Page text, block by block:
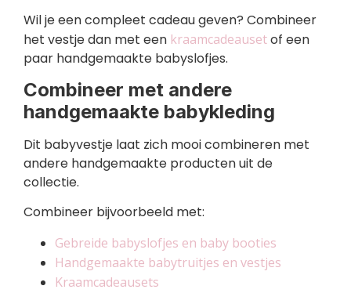
Wil je een compleet cadeau geven? Combineer
het vestje dan met een kraamcadeausetof een
paar handgemaakte babyslofjes.
Combineer met andere
handgemaakte babykleding
Dit babyvestje laat zich mooi combineren met
andere handgemaakte producten uit de
collectie.
Combineer bijvoorbeeld met:
Gebreide babyslofjes en baby booties
Handgemaakte babytruitjes en vestjes
Kraamcadeausets